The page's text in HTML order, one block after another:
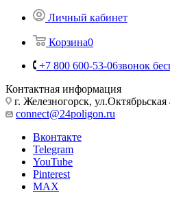
Личный кабинет
Корзина0
+7 800 600-53-06
Контактная информация
г. Железногорск, ул.Октябрьская 4
connect@24poligon.ru